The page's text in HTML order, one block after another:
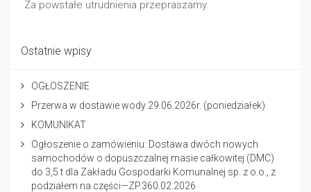
Za powstałe utrudnienia przepraszamy.
Ostatnie wpisy
OGŁOSZENIE
Przerwa w dostawie wody 29.06.2026r. (poniedziałek)
KOMUNIKAT
Ogłoszenie o zamówieniu: Dostawa dwóch nowych
samochodów o dopuszczalnej masie całkowitej (DMC)
do 3,5 t dla Zakładu Gospodarki Komunalnej sp. z o.o., z
podziałem na części—ZP.360.02.2026